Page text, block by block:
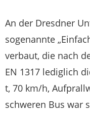
An der Dresdner
sogenannte
verbaut, die nach
EN 1317 lediglich
t, 70 km/h,
schweren Bus war